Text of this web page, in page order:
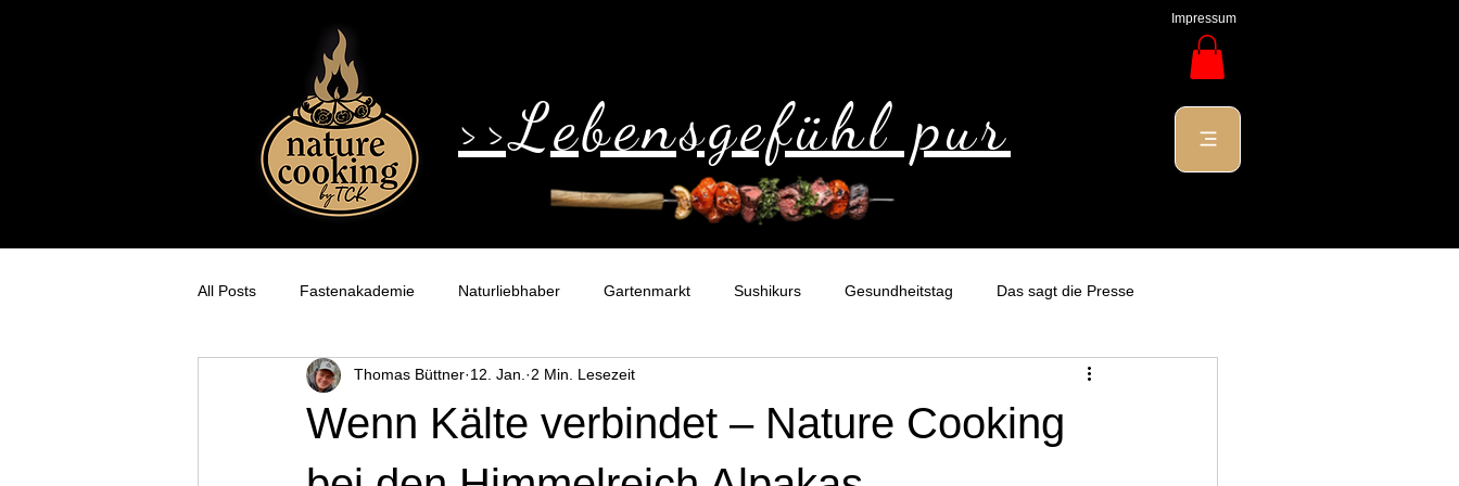
>>Lebensgefühl pur
Impressum
All Posts Fastenakademie Naturliebhaber Gartenmarkt Sushikurs Gesundheitstag Das sagt die Presse
Himmelreich-Alpakas Geschenkidee Gutschein
Wenn Kälte verbindet – Nature Cooking
Thomas Büttner 12. Jan. 2 Min. Lesezeit